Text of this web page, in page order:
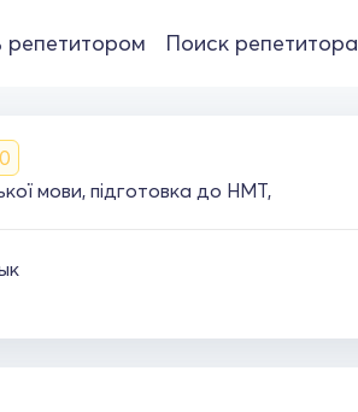
репетитором Поиск репетитора
мови, підготовка до НМТ,